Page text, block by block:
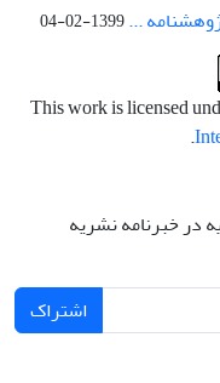
...
1399-02-04
This work is licensed
.
در خبرنامه نشریه
اشتراک